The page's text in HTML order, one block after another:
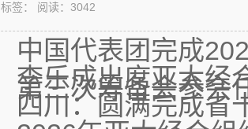
标签： 阅读： 3042
中国代表团完成
第三次筹备会参会
李乐成出席亚太经
四川：圆满完成省